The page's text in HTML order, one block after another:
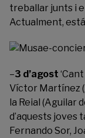
treballar junts i
Actualment,
–3 d’agost
Víctor Martínez
la Reial (Aguilar
d’aquests joves
Fernando Sor,